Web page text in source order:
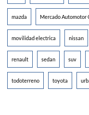
mazda Mercado Automotor
movilidad electrica nissan
renault sedan suv
todoterreno toyota